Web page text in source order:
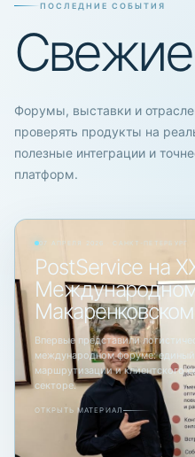
ПОСЛЕДНИЕ СОБЫТИЯ
Свежие
Форумы, выставки и
проверять продукты на
полезные интеграции и
платформ.
07 АПРЕЛЯ 2026 · САНКТ-ПЕТЕРБУРГ
PostService на
Впервые представили
международном форуме:
маршрутизации и клиентского
секторе.
ОТКРЫТЬ МАТЕРИАЛ